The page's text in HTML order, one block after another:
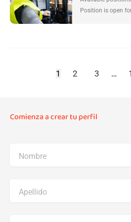
Position is open
1 2 3 …
Comienza a crear tu perfil
Nombre
Apellido